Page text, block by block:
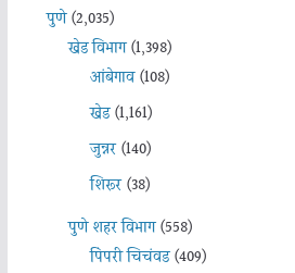
पुणे(2,035)
खेड विभाग(1,398)
आंबेगाव(108)
खेड(1,161)
जुन्नर(140)
शिरूर(38)
पुणे शहर विभाग(558)
पिंपरी चिचंवड(409)